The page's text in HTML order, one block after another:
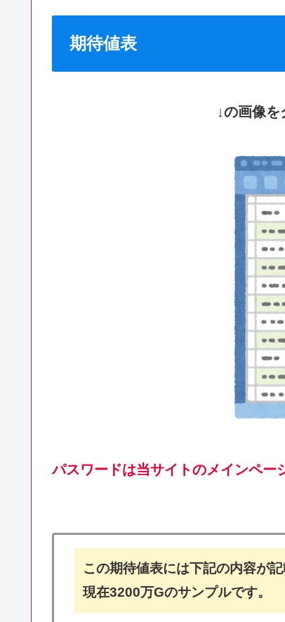
期待値表
↓の画像を
パスワードは当サイトのメインペー
この期待値表には下記の内容が記
現在3200万Gのサンプルです。